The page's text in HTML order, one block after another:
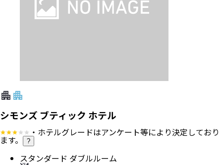
シモンズ ブティック ホテル
・ホテルグレードはアンケート等により決定しており
ます。 ?
スタンダード ダブルルーム